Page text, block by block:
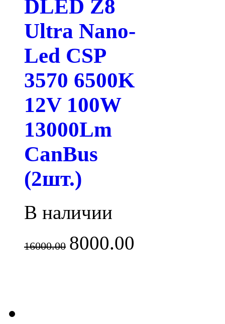
DLED Z8
Ultra Nano-
Led CSP
3570 6500K
12V 100W
13000Lm
CanBus
(2шт.)
В наличии
16000.00 8000.00